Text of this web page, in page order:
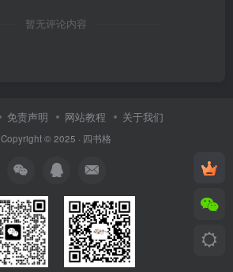
暂无评论内容
免责声明 网站教程 关于我们
Copyright © 2025 · 四书格